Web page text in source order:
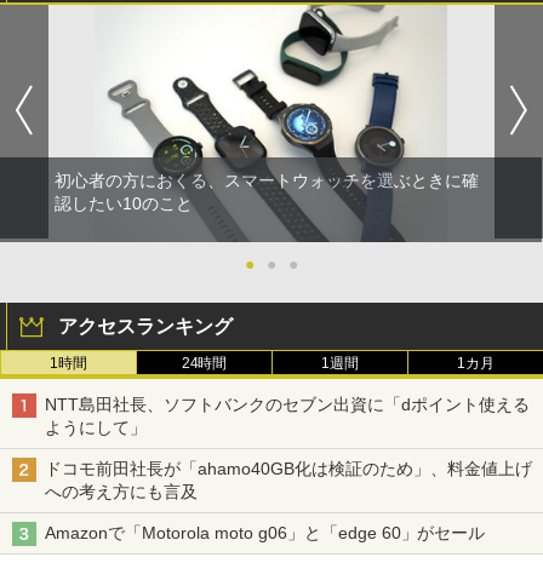
初心者の方におくる、スマートウォッチを選ぶときに確
認したい10のこと
● ● ●
アクセスランキング
1時間 24時間 1週間 1カ月
NTT島田社長、ソフトバンクのセブン出資に「dポイント使える
ようにして」
ドコモ前田社長が「ahamo40GB化は検証のため」、料金値上げ
への考え方にも言及
Amazonで「Motorola moto g06」と「edge 60」がセール